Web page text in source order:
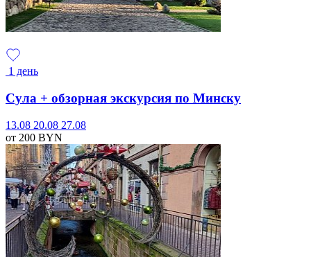
1 день
Сула + обзорная экскурсия по Минску
13.08 20.08 27.08
от 200 BYN